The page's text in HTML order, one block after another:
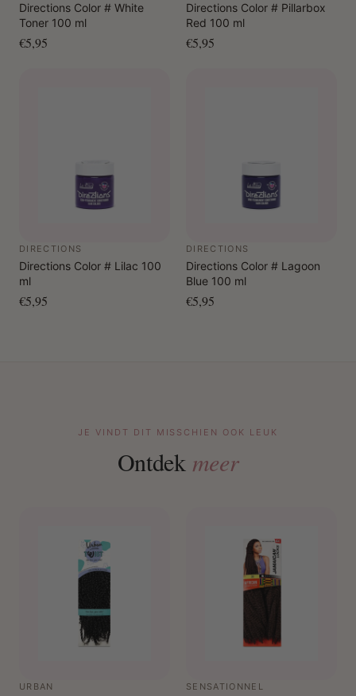
Directions Color # White
Toner 100 ml
€5,95
Directions Color # Pillarbox
Red 100 ml
€5,95
DIRECTIONS
Directions Color # Lilac 100
ml
€5,95
DIRECTIONS
Directions Color # Lagoon
Blue 100 ml
€5,95
JE VINDT DIT MISSCHIEN OOK LEUK
Ontdek meer
URBAN SENSATIONNEL